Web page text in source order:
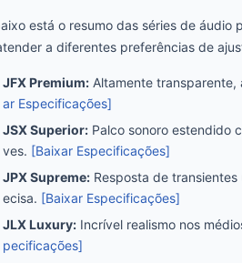
está o resumo das séries de
a diferentes preferências de
JFX Premium:Altamente transparente,
ar Especificações]
JSX Superior:Palco sonoro estendido
ves. [Baixar Especificações]
JPX Supreme:Resposta de transientes
ecisa. [Baixar Especificações]
JLX Luxury:Incrível realismo nos
pecificações]